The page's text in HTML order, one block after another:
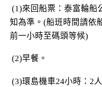
(1)來回船票：泰富輪船
知為準。(船班時間請依
前一小時至碼頭等候)
(2)早餐。
(3)環島機車24小時：2